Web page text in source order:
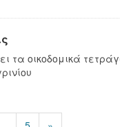
τα οικοδομικά